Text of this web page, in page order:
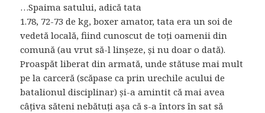
…Spaima satului, adică tata
1.78, 72-73 de kg, boxer amator, tata era un soi de
vedetă locală, fiind cunoscut de toți oamenii din
comună (au vrut să-l linșeze, și nu doar o dată).
Proaspăt liberat din armată, unde stătuse mai mult
pe la carceră (scăpase ca prin urechile acului de
batalionul disciplinar) și-a amintit că mai avea
câțiva săteni nebătuți așa că s-a întors în sat să